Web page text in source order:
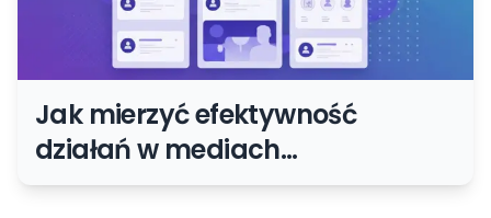
Jak mierzyć efektywność
działań w mediach
społecznościowych? Wskaźniki i